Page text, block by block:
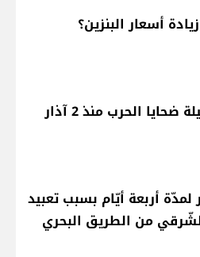
أسعار البنزين؟
الحرب منذ 2 آذار
لمدّة أربعة أيّام بسبب تعبيد
من الطريق البحري